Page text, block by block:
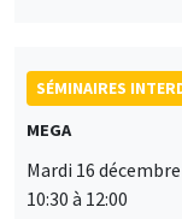
SÉMINAIRES
MEGA
Mardi 16
10:30 à 12:00